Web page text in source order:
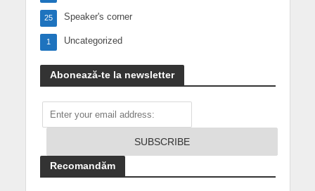
Speaker's corner
25
Uncategorized
1
Abonează-te la newsletter
Recomandăm